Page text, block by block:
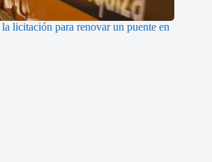
licitación para renovar un puente en